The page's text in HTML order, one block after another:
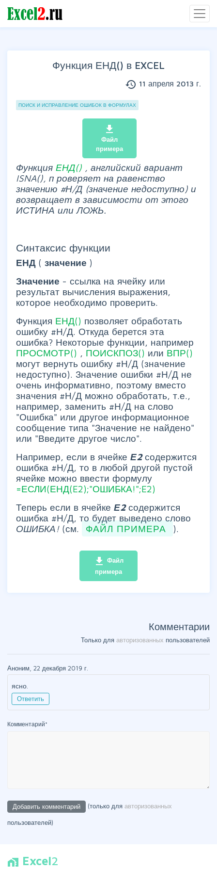
Функция ЕНД() в EXCEL
history 11 апреля 2013 г.
Группы статей
ПОИСК И ИСПРАВЛЕНИЕ ОШИБОК В ФОРМУЛАХ
file_download
Файл
примера
Функция ЕНД() , английский вариант
ISNA(), п роверяет на равенство
значению #Н/Д (значение недоступно) и
возвращает в зависимости от этого
ИСТИНА или ЛОЖЬ.
Синтаксис функции
ЕНД ( значение )
Значение - ссылка на ячейку или
результат вычисления выражения,
которое необходимо проверить.
Функция ЕНД() позволяет обработать
ошибку #Н/Д. Откуда берется эта
ошибка? Некоторые функции, например
ПРОСМОТР() , ПОИСКПОЗ() или ВПР()
могут вернуть ошибку #Н/Д (значение
недоступно). Значение ошибки #Н/Д не
очень информативно, поэтому вместо
значения #Н/Д можно обработать, т.е.,
например, заменить #Н/Д на слово
"Ошибка" или другое информационное
сообщение типа "Значение не найдено"
или "Введите другое число".
Например, если в ячейке Е2содержится
ошибка #Н/Д, то в любой другой пустой
ячейке можно ввести формулу
=ЕСЛИ(ЕНД(E2);"ОШИБКА!";E2)
Теперь если в ячейке Е2содержится
ошибка #Н/Д, то будет выведено слово
ОШИБКА! (см. ФАЙЛ ПРИМЕРА ).
file_download Файл
примера
Комментарии
Только для авторизованных пользователей
Аноним, 22 декабря 2019 г.
ясно.
Ответить
Комментарий*
(только для авторизованных
пользователей)
home_work Excel2